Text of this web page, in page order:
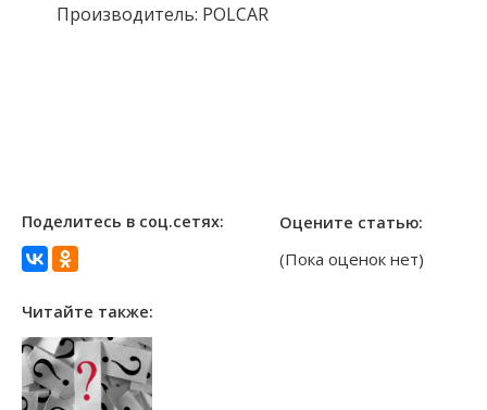
Производитель: POLCAR
Поделитесь в соц.сетях: Оцените статью:
(Пока оценок нет)
Читайте также: